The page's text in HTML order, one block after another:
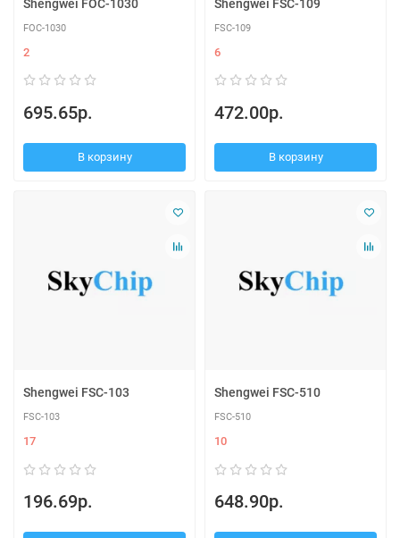
Shengwei FOC-1030
FOC-1030
2
695.65р.
В корзину
Shengwei FSC-109
FSC-109
6
472.00р.
В корзину
Shengwei FSC-103
FSC-103
17
196.69р.
Shengwei FSC-510
FSC-510
10
648.90р.